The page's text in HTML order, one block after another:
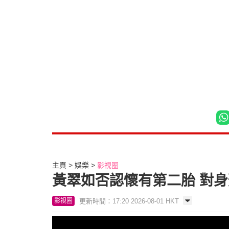
主頁 娛樂 影視圈
黃翠如否認懷有第二胎 對
影視圈 更新時間：17:20 2026-08-01 HKT